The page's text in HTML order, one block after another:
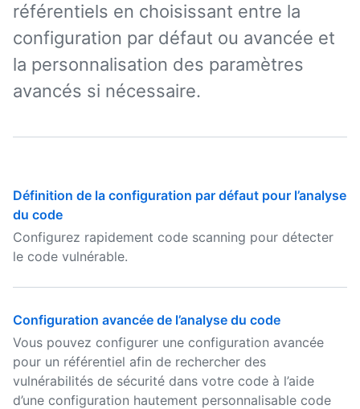
référentiels en choisissant entre la
configuration par défaut ou avancée et
la personnalisation des paramètres
avancés si nécessaire.
Définition de la configuration par défaut pour l’analyse
du code
Configurez rapidement code scanning pour détecter
le code vulnérable.
Configuration avancée de l’analyse du code
Vous pouvez configurer une configuration avancée
pour un référentiel afin de rechercher des
vulnérabilités de sécurité dans votre code à l’aide
d’une configuration hautement personnalisable code